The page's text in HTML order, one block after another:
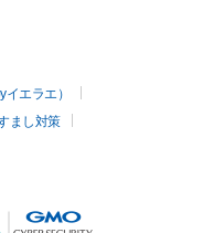
エラエ）
まし対策